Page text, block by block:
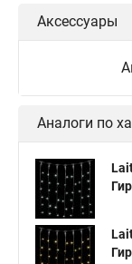
Аксессуары
Аналоги по